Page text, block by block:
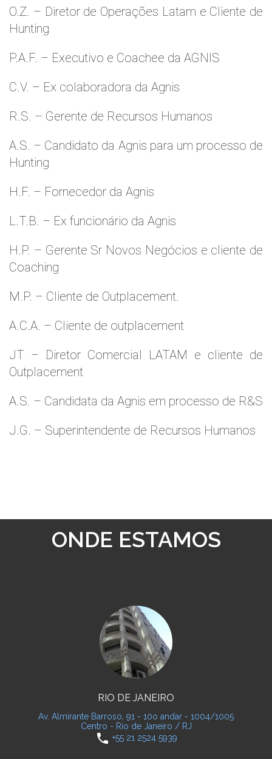
O.Z. – Diretor de Operações Latam e Cliente de
Hunting
P.A.F. – Executivo e Coachee da AGNIS
C.V. – Ex colaboradora da Agnis
R.S. – Gerente de Recursos Humanos
A.S. – Candidato da Agnis para um processo de
Hunting
H.F. – Fornecedor da Agnis
L.T.B. – Ex funcionário da Agnis
H.P. – Gerente Sr Novos Negócios e cliente de
Coaching
M.P. – Cliente de Outplacement.
A.C.A. – Cliente de outplacement
JT – Diretor Comercial LATAM e cliente de
Outplacement
A.S. – Candidata da Agnis em processo de R&S
J.G. – Superintendente de Recursos Humanos
ONDE ESTAMOS
RIO DE JANEIRO
Av. Almirante Barroso, 91 - 10o andar - 1004/1005
Centro - Rio de Janeiro / RJ
phone +55 21 2524 5939